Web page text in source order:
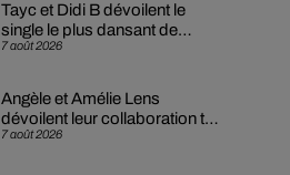
7 août 2026
Tayc et Didi B dévoilent le
single le plus dansant de
l’année
7 août 2026
Angèle et Amélie Lens
dévoilent leur collaboration tant
attendue